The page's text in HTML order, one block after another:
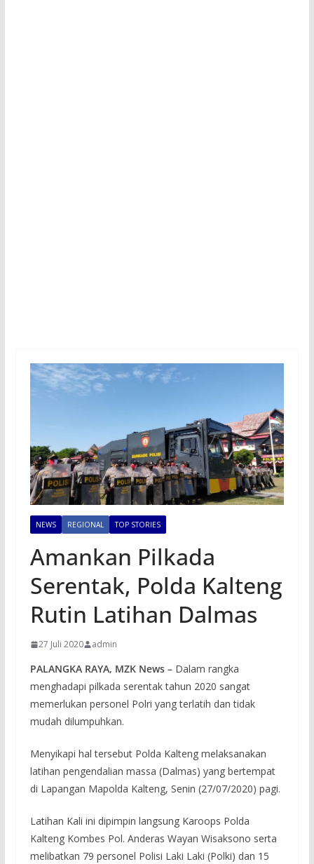
NEWS REGIONAL TOP STORIES
Amankan Pilkada
Serentak, Polda Kalteng
Rutin Latihan Dalmas
27 Juli 2020 admin
PALANGKA RAYA, MZK News –Dalam rangka
menghadapi pilkada serentak tahun 2020 sangat
memerlukan personel Polri yang terlatih dan tidak
mudah dilumpuhkan.
Menyikapi hal tersebut Polda Kalteng melaksanakan
latihan pengendalian massa (Dalmas) yang bertempat
di Lapangan Mapolda Kalteng, Senin (27/07/2020) pagi.
Latihan Kali ini dipimpin langsung Karoops Polda
Kalteng Kombes Pol. Anderas Wayan Wisaksono serta
melibatkan 79 personel Polisi Laki Laki (Polki) dan 15